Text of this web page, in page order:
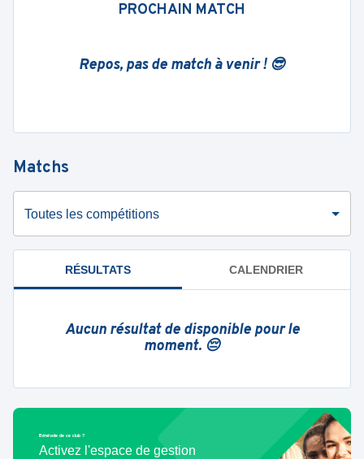
PROCHAIN MATCH
Repos, pas de match à venir ! 😎
Matchs
Toutes les compétitions
RÉSULTATS CALENDRIER
Aucun résultat de disponible pour le
moment. 😔
Bénévole de ce club ?
Activez l'espace de gestion